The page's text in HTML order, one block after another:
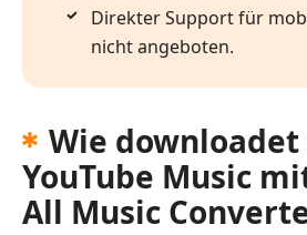
Direkter Support für
nicht angeboten.
Wie
YouTube Music
All Music